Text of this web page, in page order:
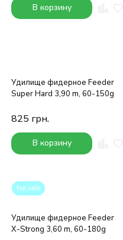
В корзину
Удилище фидерное Feeder
Super Hard 3,90 m, 60-150g
825 грн.
В корзину
top sale
Удилище фидерное Feeder
X-Strong 3,60 m, 60-180g